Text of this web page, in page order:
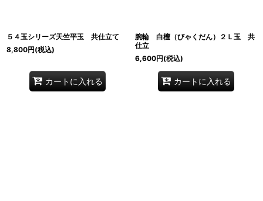
５４玉シリーズ天竺平玉 共仕立て
8,800円(税込)
カートに入れる
腕輪 白檀（びゃくだん）２Ｌ玉 共
仕立
6,600円(税込)
カートに入れる